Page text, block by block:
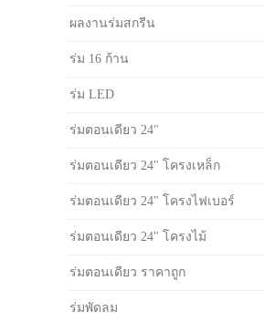
ผลงานร่มสกรีน
ร่ม 16 ก้าน
ร่ม LED
ร่มตอนเดียว 24"
ร่มตอนเดียว 24" โครงเหล็ก
ร่มตอนเดียว 24" โครงไฟเบอร์
ร่มตอนเดียว 24" โครงไม้
ร่มตอนเดียว ราคาถูก
ร่มพัดลม